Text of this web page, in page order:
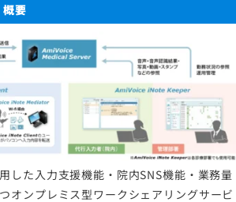
要
した入力支援機能・院内SNS機能・業務量
オンプレミス型ワークシェアリングサービ